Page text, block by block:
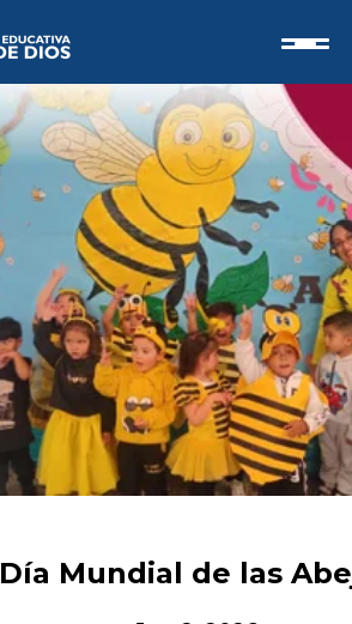
Día Mundial de las